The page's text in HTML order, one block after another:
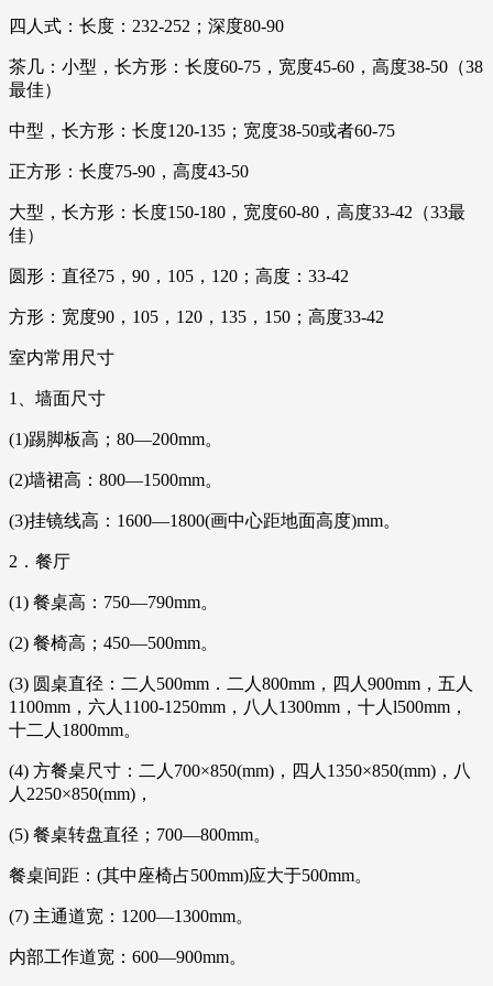
四人式：长度：232-252；深度80-90
茶几：小型，长方形：长度60-75，宽度45-60，高度38-50（38
最佳）
中型，长方形：长度120-135；宽度38-50或者60-75
正方形：长度75-90，高度43-50
大型，长方形：长度150-180，宽度60-80，高度33-42（33最
佳）
圆形：直径75，90，105，120；高度：33-42
方形：宽度90，105，120，135，150；高度33-42
室内常用尺寸
1、墙面尺寸
(1)踢脚板高；80—200mm。
(2)墙裙高：800—1500mm。
(3)挂镜线高：1600—1800(画中心距地面高度)mm。
2．餐厅
(1) 餐桌高：750—790mm。
(2) 餐椅高；450—500mm。
(3) 圆桌直径：二人500mm．二人800mm，四人900mm，五人
1100mm，六人1100-1250mm，八人1300mm，十人l500mm，
十二人1800mm。
(4) 方餐桌尺寸：二人700×850(mm)，四人1350×850(mm)，八
人2250×850(mm)，
(5) 餐桌转盘直径；700—800mm。
餐桌间距：(其中座椅占500mm)应大于500mm。
(7) 主通道宽：1200—1300mm。
内部工作道宽：600—900mm。